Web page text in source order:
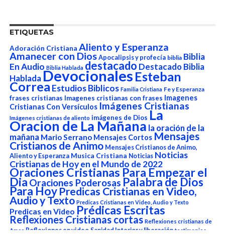
ETIQUETAS
Adoración Cristiana Aliento y Esperanza
Amanecer con Dios Apocalipsis y profecía biblia Biblia
En Audio Biblia Hablada destacado Destacado Biblia
HabladaDevocionalesEsteban
Correa Estudios Biblicos Familia Cristiana Fe y Esperanza
frases cristianas Imagenes cristianas con frases Imagenes
Cristianas Con Versículos Imágenes Cristianas
Imágenes cristianas de aliento imágenes de Dios La
Oracion de La Mañana la oración de la
mañana Mario Serrano Mensajes Cortos Mensajes
Cristianos de Animo Mensajes Cristianos de Animo,
Aliento y Esperanza Musica Cristiana Noticias Noticias
Cristianas de Hoy en el Mundo de 2022
Oraciones Cristianas Para Empezar el
Dia Oraciones Poderosas Palabra de Dios
Para Hoy Predicas Cristianas en Video,
Audio y Texto Predicas Cristianas en Video, Audio y Texto
Predicas en Video Prédicas Escritas
Reflexiones Cristianas cortas Reflexiones cristianas de
Amor Reflexiones en video Sanidad Interior y liberación testimonios